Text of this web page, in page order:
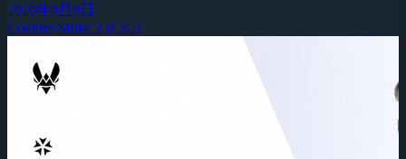
2026年8月8日
Counter-Strike 2 (CS2)